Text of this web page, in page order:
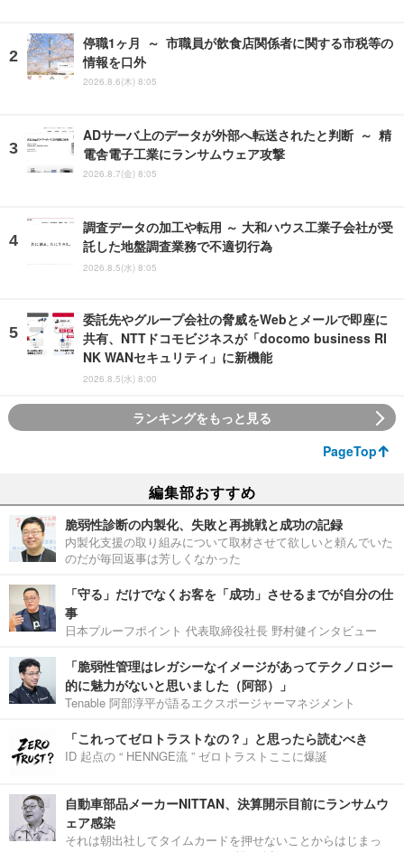
停職1ヶ月 ～ 市職員が飲食店関係者に関する市税等の
情報を口外
2026.8.6(木) 8:05
ADサーバ上のデータが外部へ転送されたと判断 ～ 精
電舎電子工業にランサムウェア攻撃
2026.8.7(金) 8:05
調査データの加工や転用 ～ 大和ハウス工業子会社が受
託した地盤調査業務で不適切行為
2026.8.5(水) 8:05
委託先やグループ会社の脅威をWebとメールで即座に
共有、NTTドコモビジネスが「docomo business RI
NK WANセキュリティ」に新機能
2026.8.5(水) 8:00
ランキングをもっと見る
PageTop
編集部おすすめ
脆弱性診断の内製化、失敗と再挑戦と成功の記録
内製化支援の取り組みについて取材させて欲しいと頼んでいた
のだが毎回返事は芳しくなかった
「守る」だけでなくお客を「成功」させるまでが自分の仕
事
日本プルーフポイント 代表取締役社長 野村健インタビュー
「脆弱性管理はレガシーなイメージがあってテクノロジー
的に魅力がないと思いました（阿部）」
Tenable 阿部淳平が語るエクスポージャーマネジメント
「これってゼロトラストなの？」と思ったら読むべき
ID 起点の “ HENNGE流 ” ゼロトラストここに爆誕
自動車部品メーカーNITTAN、決算開示目前にランサムウ
ェア感染
それは朝出社してタイムカードを押せないことからはじまっ